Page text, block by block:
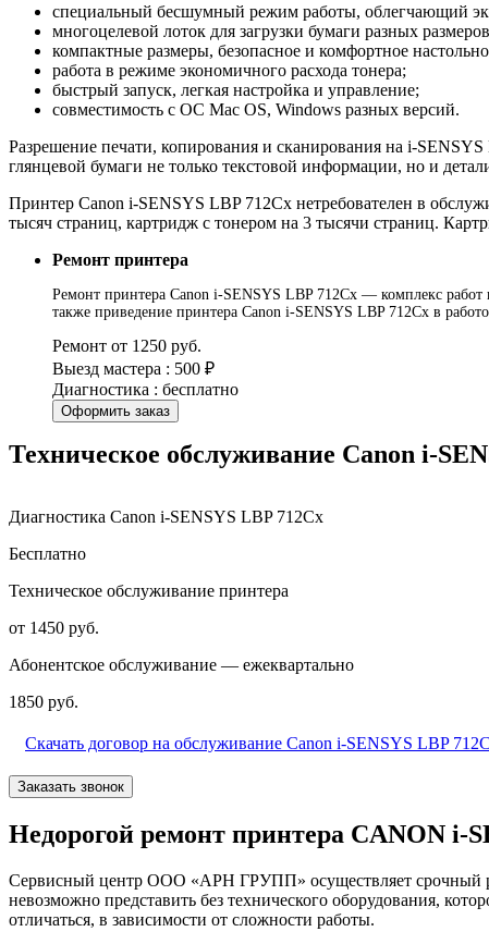
специальный бесшумный режим работы, облегчающий
многоцелевой лоток для загрузки бумаги разных
компактные размеры, безопасное и комфортное
работа в режиме экономичного расхода тонера;
быстрый запуск, легкая настройка и управление;
совместимость с ОС Mac OS, Windows разных версий.
Разрешение печати, копирования и сканирования на i-
глянцевой бумаги не только текстовой информации, но и
Принтер Canon i-SENSYS LBP 712Cx нетребователен в
тысяч страниц, картридж с тонером на 3 тысячи страниц.
Ремонт принтера
Ремонт принтера Canon i-SENSYS LBP 712Cx — комплекс работ
также приведение принтера Canon i-SENSYS LBP 712Cx в
Ремонт от 1250 руб.
Выезд мастера : 500 ₽
Диагностика : бесплатно
Оформить заказ
Техническое обслуживание Canon i-
Диагностика Canon i-SENSYS LBP 712Cx
Бесплатно
Техническое обслуживание принтера
от 1450 руб.
Абонентское обслуживание — ежеквартально
1850 руб.
Скачать договор на обслуживание Canon i-SENSYS LBP
Заказать звонок
Недорогой ремонт принтера CANON i-
Сервисный центр ООО «АРН ГРУПП» осуществляет срочный
невозможно представить без технического оборудования,
отличаться, в зависимости от сложности работы.